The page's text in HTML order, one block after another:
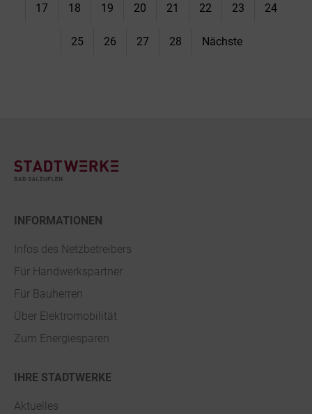
17 18 19 20 21 22 23 24
25 26 27 28 Nächste
INFORMATIONEN
Infos des Netzbetreibers
Für Handwerkspartner
Für Bauherren
Über Elektromobilität
Zum Energiesparen
IHRE STADTWERKE
Aktuelles